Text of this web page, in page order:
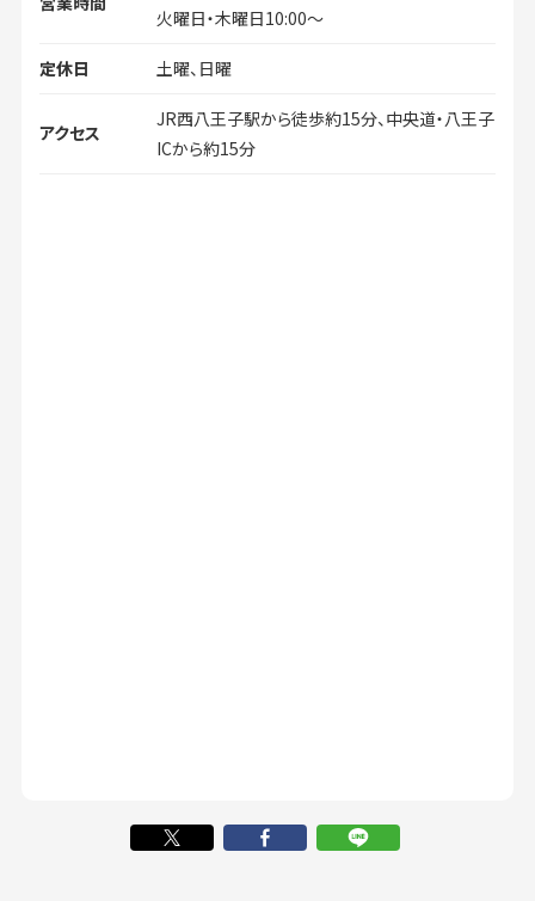
火曜日・木曜日10:00～
定休日 土曜、日曜
アクセス
JR西八王子駅から徒歩約15分、中央道・八王子
ICから約15分